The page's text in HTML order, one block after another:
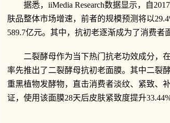
据悉，iiMedia Research数据显示，自
肤品整体市场增速，前者的规模预测将以
589.7亿元。其中，抗初老逐渐成为了消费者
二裂酵母作为当下热门抗老功效成分，
率先推出了二裂酵母抗初老面膜。其中二裂
重黑植物发酵物，直击消费者淡纹、紧致、
证，使用该面膜28天后皮肤紧致度提升